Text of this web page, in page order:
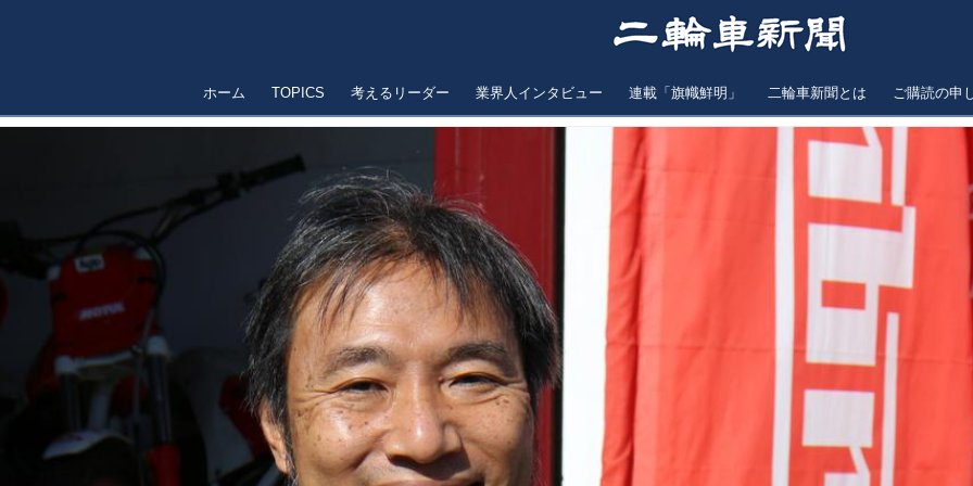
ホーム TOPICS 考えるリーダー 業界人インタビュー 連載「旗幟鮮明」 二輪車新聞とは ご購読の申